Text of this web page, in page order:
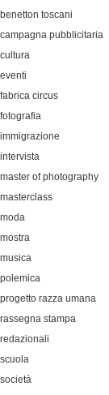
benetton toscani
campagna pubblicitaria
cultura
eventi
fabrica circus
fotografia
immigrazione
intervista
master of photography
masterclass
moda
mostra
musica
polemica
progetto razza umana
rassegna stampa
redazionali
scuola
società